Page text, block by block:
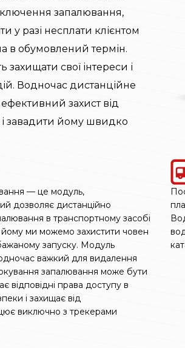
запалювання,
у разі несплати клієнтом
в обумовлений термін.
свої інтереси і
Водночас дистанційне
захист від
завадити йому швидко
— це модуль,
дозволяє дистанційно
в транспортному засобі
ми можемо захистити човен
запуску. Модуль
важкий для видалення
запалювання може бути
відповідні права доступу в
і захищає від
виключно з трекерами